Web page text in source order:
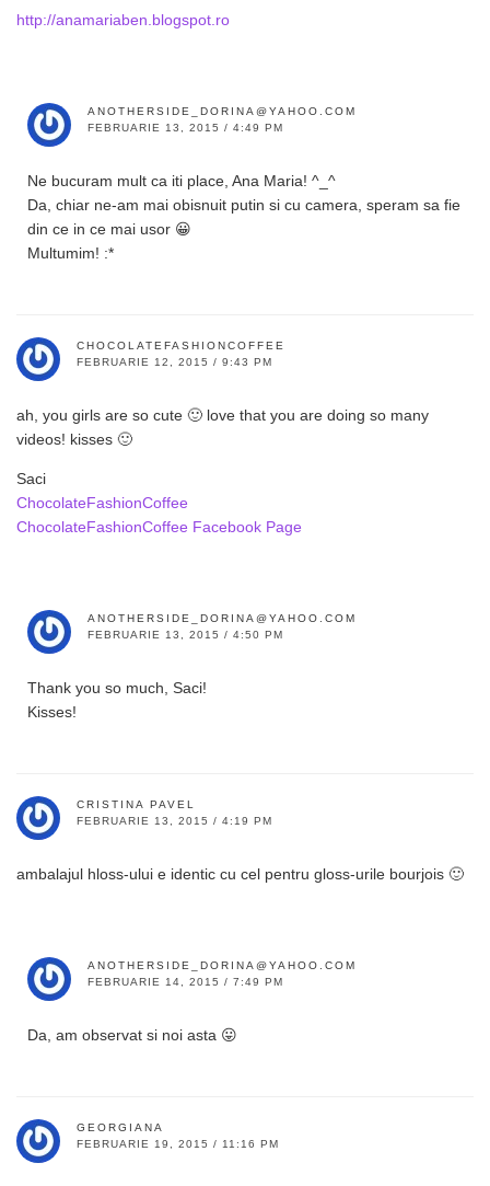
http://anamariaben.blogspot.ro
ANOTHERSIDE_DORINA@YAHOO.COM
FEBRUARIE 13, 2015 / 4:49 PM
Ne bucuram mult ca iti place, Ana Maria! ^_^
Da, chiar ne-am mai obisnuit putin si cu camera, speram sa fie
din ce in ce mai usor 😀
Multumim! :*
CHOCOLATEFASHIONCOFFEE
FEBRUARIE 12, 2015 / 9:43 PM
ah, you girls are so cute 🙂 love that you are doing so many
videos! kisses 🙂
Saci
ChocolateFashionCoffee
ChocolateFashionCoffee Facebook Page
ANOTHERSIDE_DORINA@YAHOO.COM
FEBRUARIE 13, 2015 / 4:50 PM
Thank you so much, Saci!
Kisses!
CRISTINA PAVEL
FEBRUARIE 13, 2015 / 4:19 PM
ambalajul hloss-ului e identic cu cel pentru gloss-urile bourjois 🙂
ANOTHERSIDE_DORINA@YAHOO.COM
FEBRUARIE 14, 2015 / 7:49 PM
Da, am observat si noi asta 😛
GEORGIANA
FEBRUARIE 19, 2015 / 11:16 PM